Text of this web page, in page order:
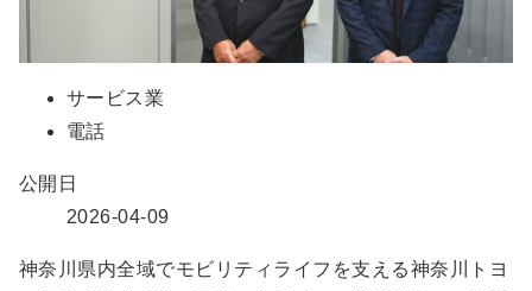
サービス業
電話
公開日
2026-04-09
神奈川県内全域でモビリティライフを支える神奈川トヨ